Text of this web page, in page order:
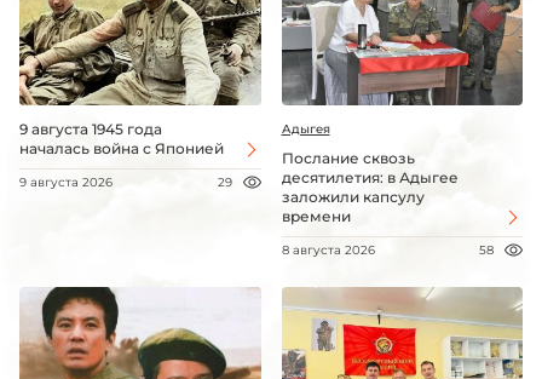
9 августа 1945 года
началась война с Японией
9 августа 2026 29
Адыгея
Послание сквозь
десятилетия: в Адыгее
заложили капсулу
времени
8 августа 2026 58